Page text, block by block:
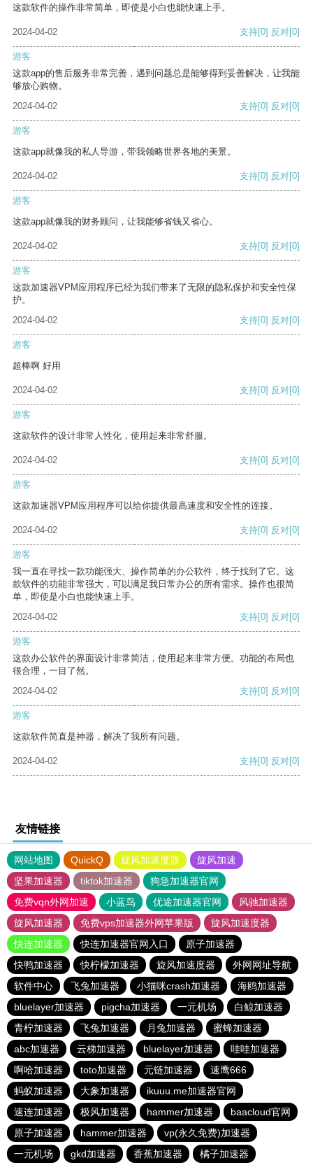
这款软件的操作非常简单，即使是小白也能快速上手。
2024-04-02 支持[0] 反对[0]
游客
这款app的售后服务非常完善，遇到问题总是能够得到妥善解决，让我能
够放心购物。
2024-04-02
支持[0] 反对[0]
游客
这款app就像我的私人导游，带我领略世界各地的美景。
2024-04-02 支持[0] 反对[0]
游客
这款app就像我的财务顾问，让我能够省钱又省心。
2024-04-02 支持[0] 反对[0]
游客
这款加速器VPM应用程序已经为我们带来了无限的隐私保护和安全性保
护。
2024-04-02
支持[0] 反对[0]
游客
超棒啊 好用
2024-04-02 支持[0] 反对[0]
游客
这款软件的设计非常人性化，使用起来非常舒服。
2024-04-02 支持[0] 反对[0]
游客
这款加速器VPM应用程序可以给你提供最高速度和安全性的连接。
2024-04-02 支持[0] 反对[0]
游客
我一直在寻找一款功能强大、操作简单的办公软件，终于找到了它。这
款软件的功能非常强大，可以满足我日常办公的所有需求。操作也很简
单，即使是小白也能快速上手。
2024-04-02
支持[0] 反对[0]
游客
这款办公软件的界面设计非常简洁，使用起来非常方便。功能的布局也
很合理，一目了然。
2024-04-02
支持[0] 反对[0]
游客
这款软件简直是神器，解决了我所有问题。
2024-04-02 支持[0] 反对[0]
友情链接
网站地图 QuickQ 旋风加速度器
旋风加速
坚果加速器
tiktok加速器
狗急加速器官网
免费vqn外网加速
小蓝鸟 优途加速器官网
风驰加速器
旋风加速器
免费vps加速器外网苹果版
旋风加速度器
快连加速器
快连加速器官网入口
原子加速器
快鸭加速器
快柠檬加速器 旋风加速度器
外网网址导航
软件中心
飞兔加速器 小猫咪crash加速器
海鸥加速器
bluelayer加速器
pigcha加速器 一元机场
白鲸加速器
青柠加速器
飞兔加速器 月兔加速器
蜜蜂加速器
abc加速器
云梯加速器 bluelayer加速器
哇哇加速器
啊哈加速器
toto加速器 元链加速器
速鹰666
蚂蚁加速器
大象加速器
ikuuu.me加速器官网
速连加速器
极风加速器 hammer加速器
baacloud官网
原子加速器
hammer加速器
vp(永久免费)加速器
一元机场
gkd加速器 香蕉加速器 橘子加速器